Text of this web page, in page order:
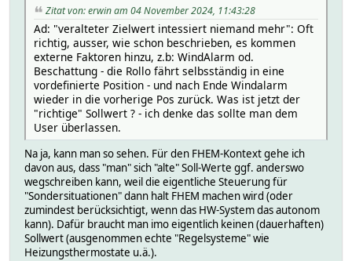
Zitat von: erwin am 04 November 2024, 11:43:28
Ad: "veralteter Zielwert intessiert niemand mehr": Oft
richtig, ausser, wie schon beschrieben, es kommen
externe Faktoren hinzu, z.b: WindAlarm od.
Beschattung - die Rollo fährt selbsständig in eine
vordefinierte Position - und nach Ende Windalarm
wieder in die vorherige Pos zurück. Was ist jetzt der
"richtige" Sollwert ? - ich denke das sollte man dem
User überlassen.
Na ja, kann man so sehen. Für den FHEM-Kontext gehe ich
davon aus, dass "man" sich "alte" Soll-Werte ggf. anderswo
wegschreiben kann, weil die eigentliche Steuerung für
"Sondersituationen" dann halt FHEM machen wird (oder
zumindest berücksichtigt, wenn das HW-System das autonom
kann). Dafür braucht man imo eigentlich keinen (dauerhaften)
Sollwert (ausgenommen echte "Regelsysteme" wie
Heizungsthermostate u.ä.).